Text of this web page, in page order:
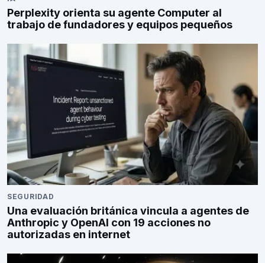
Perplexity orienta su agente Computer al
trabajo de fundadores y equipos pequeños
SEGURIDAD
Una evaluación británica vincula a agentes de
Anthropic y OpenAI con 19 acciones no
autorizadas en internet